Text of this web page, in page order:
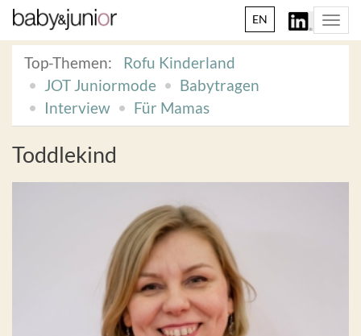
EN
Top-Themen:
Rofu Kinderland
JOT Juniormode
Babytragen
Interview
Für Mamas
Toddlekind